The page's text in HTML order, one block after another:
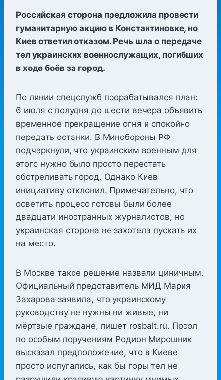
Российская сторона предложила провести
гуманитарную акцию в Константиновке, но
Киев ответил отказом. Речь шла о передаче
тел украинских военнослужащих, погибших
в ходе боёв за город.
По линии спецслужб прорабатывался план:
6 июля с полудня до шести вечера объявить
временное прекращение огня и спокойно
передать останки. В Минобороны РФ
подчеркнули, что украинским военным для
этого нужно было просто перестать
обстреливать город. Однако Киев
инициативу отклонил. Примечательно, что
осветить процесс готовы были более
двадцати иностранных журналистов, но
украинская сторона не захотела пускать их
на место.
В Москве такое решение назвали циничным.
Официальный представитель МИД Мария
Захарова заявила, что украинскому
руководству не нужны ни живые, ни
мёртвые граждане, пишет rosbalt.ru. Посол
по особым поручениям Родион Мирошник
высказал предположение, что в Киеве
просто испугались, как бы горы тел не